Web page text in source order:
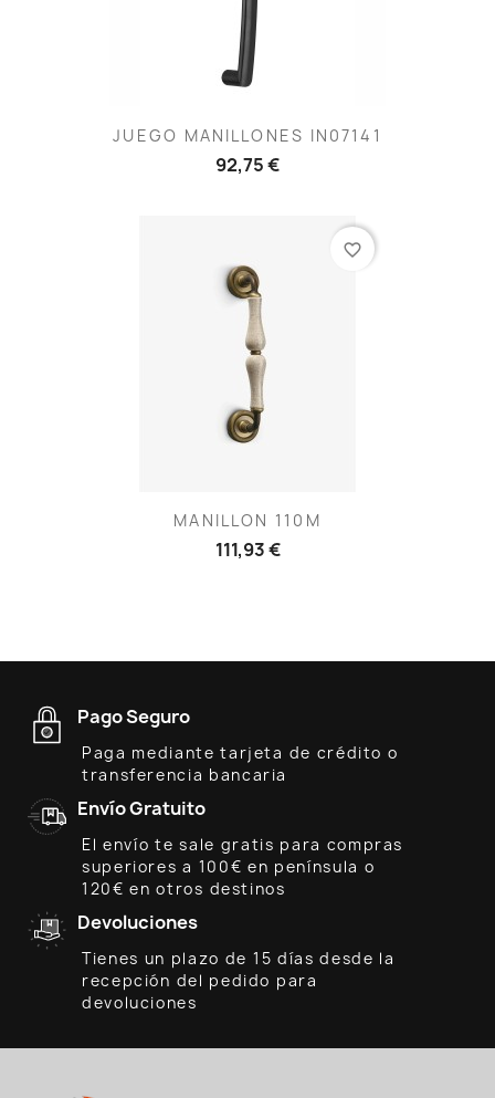
JUEGO MANILLONES IN07141
92,75 €
MANILLON 110M
111,93 €
favorite_border
Pago Seguro
Paga mediante tarjeta de crédito o
transferencia bancaria
Envío Gratuito
El envío te sale gratis para compras
superiores a 100€ en península o
120€ en otros destinos
Devoluciones
Tienes un plazo de 15 días desde la
recepción del pedido para
devoluciones